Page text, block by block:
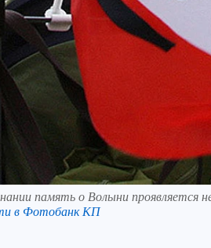
память о Волыни проявляется
в Фотобанк КП